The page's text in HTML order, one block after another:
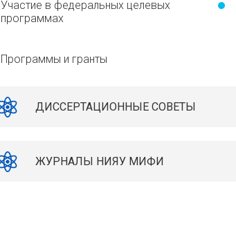
Участие в федеральных целевых
программах
Программы и гранты
ДИССЕРТАЦИОННЫЕ СОВЕТЫ
ЖУРНАЛЫ НИЯУ МИФИ